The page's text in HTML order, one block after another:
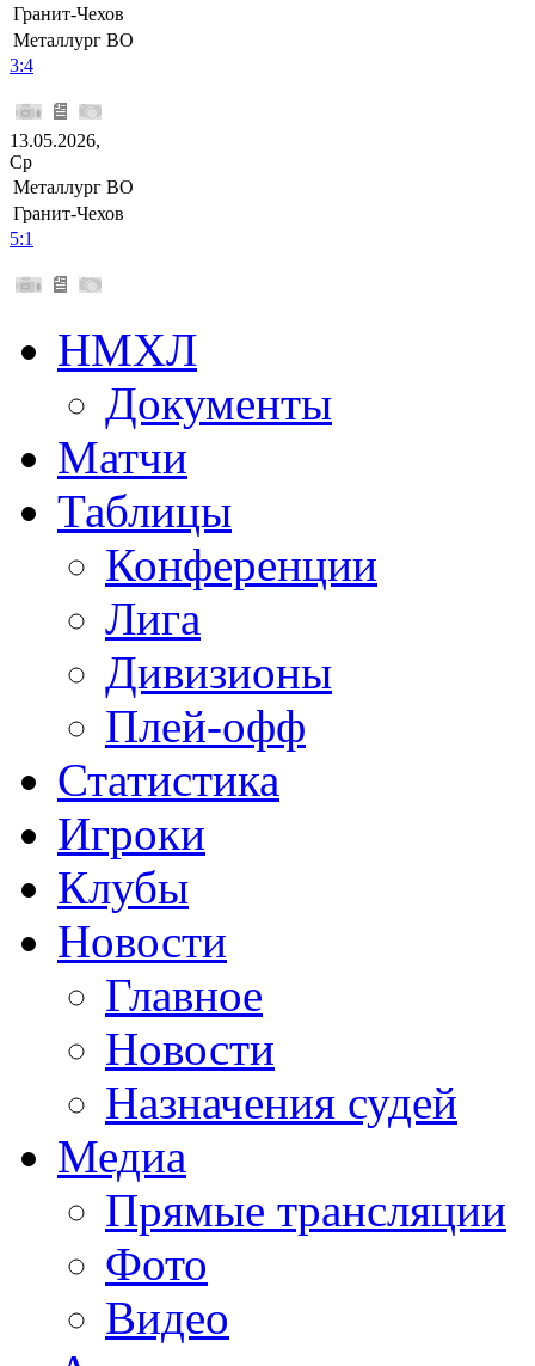
Гранит-Чехов
Металлург ВО
3:4
13.05.2026,
Ср
Металлург ВО
Гранит-Чехов
5:1
НМХЛ
Документы
Матчи
Таблицы
Конференции
Лига
Дивизионы
Плей-офф
Статистика
Игроки
Клубы
Новости
Главное
Новости
Назначения судей
Медиа
Прямые трансляции
Фото
Видео